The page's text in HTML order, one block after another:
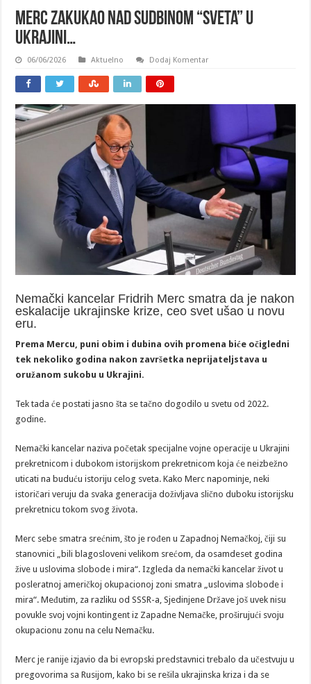
Merc zakukao nad sudbinom “sveta” u
Ukrajini…
06/06/2026 Aktuelno Dodaj Komentar
Nemački kancelar Fridrih Merc smatra da je nakon
eskalacije ukrajinske krize, ceo svet ušao u novu
eru.
Prema Mercu, puni obim i dubina ovih promena biće očigledni
tek nekoliko godina nakon završetka neprijateljstava u
oružanom sukobu u Ukrajini.
Tek tada će postati jasno šta se tačno dogodilo u svetu od 2022.
godine.
Nemački kancelar naziva početak specijalne vojne operacije u Ukrajini
prekretnicom i dubokom istorijskom prekretnicom koja će neizbežno
uticati na buduću istoriju celog sveta. Kako Merc napominje, neki
istoričari veruju da svaka generacija doživljava slično duboku istorijsku
prekretnicu tokom svog života.
Merc sebe smatra srećnim, što je rođen u Zapadnoj Nemačkoj, čiji su
stanovnici „bili blagosloveni velikom srećom, da osamdeset godina
žive u uslovima slobode i mira“. Izgleda da nemački kancelar život u
posleratnoj američkoj okupacionoj zoni smatra „uslovima slobode i
mira“. Međutim, za razliku od SSSR-a, Sjedinjene Države još uvek nisu
povukle svoj vojni kontingent iz Zapadne Nemačke, proširujući svoju
okupacionu zonu na celu Nemačku.
Merc je ranije izjavio da bi evropski predstavnici trebalo da učestvuju u
pregovorima sa Rusijom, kako bi se rešila ukrajinska kriza i da se